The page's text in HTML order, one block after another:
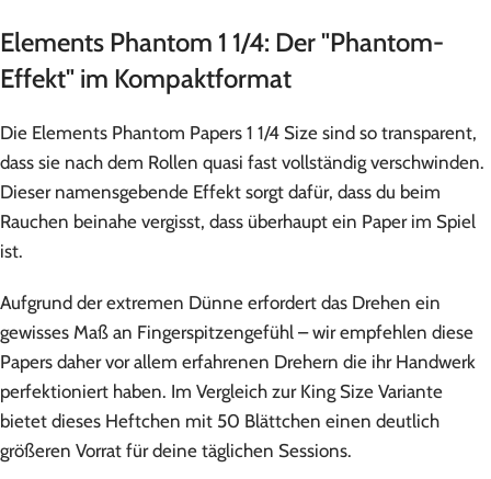
Elements Phantom 1 1/4: Der "Phantom-
Effekt" im Kompaktformat
Die Elements Phantom Papers 1 1/4 Size sind so transparent,
dass sie nach dem Rollen quasi fast vollständig verschwinden.
Dieser namensgebende Effekt sorgt dafür, dass du beim
Rauchen beinahe vergisst, dass überhaupt ein Paper im Spiel
ist.
Aufgrund der extremen Dünne erfordert das Drehen ein
gewisses Maß an Fingerspitzengefühl – wir empfehlen diese
Papers daher vor allem erfahrenen Drehern die ihr Handwerk
perfektioniert haben. Im Vergleich zur King Size Variante
bietet dieses Heftchen mit 50 Blättchen einen deutlich
größeren Vorrat für deine täglichen Sessions.